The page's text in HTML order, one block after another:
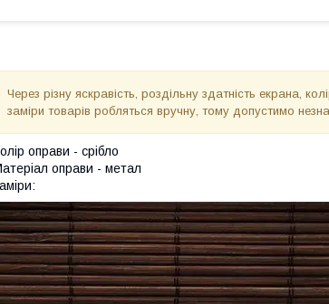
Через різну яскравість, роздільну здатність екрана,
заміри товарів робляться вручну, тому допустимо
оправи - срібло
оправи - метал